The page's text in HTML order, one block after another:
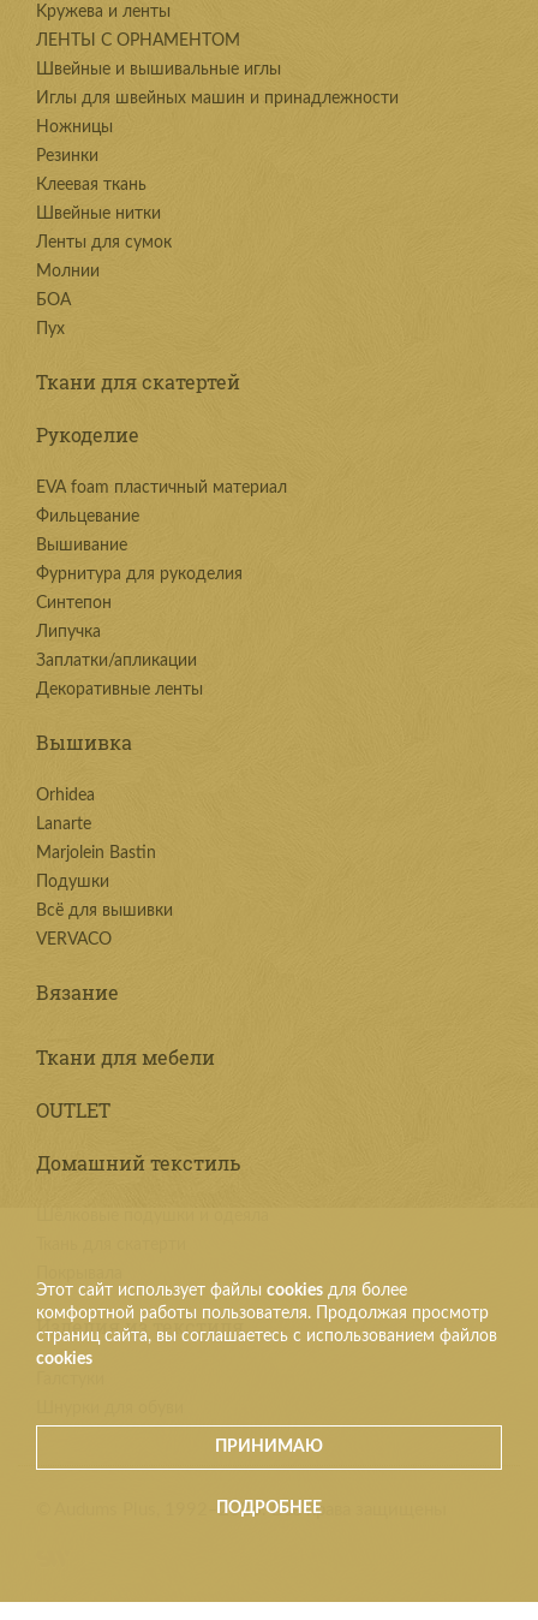
Этот сайт использует файлы cookies для более
комфортной работы пользователя. Продолжая просмотр
страниц сайта, вы соглашаетесь с использованием файлов
cookies
ПРИНИМАЮ
ПОДРОБНЕЕ
Kружева и ленты
ЛЕНТЫ С ОРНАМЕНТОМ
Швейные и вышивальные иглы
Иглы для швейных машин и принадлежности
Ножницы
Резинки
Клеевая ткань
Швейные нитки
Ленты для сумок
Молнии
БОА
Пух
Ткани для скатертей
Рукоделие
EVA foam пластичный материал
Фильцевание
Вышивание
Фурнитура для рукоделия
Синтепон
Липучка
Заплатки/апликации
Декоративные ленты
Вышивка
Orhidea
Lanarte
Marjolein Bastin
Подушки
Всё для вышивки
VERVACO
Вязание
Ткани для мебели
OUTLET
Домашний текстиль
Изделия из текстиля
© Audums Plus, 1992–2026. Все права защищены